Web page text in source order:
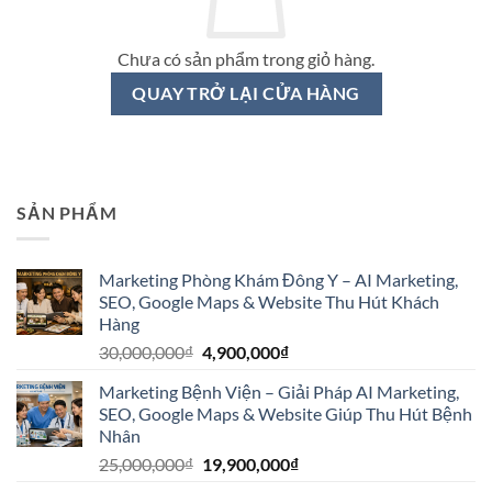
Chưa có sản phẩm trong giỏ hàng.
QUAY TRỞ LẠI CỬA HÀNG
SẢN PHẨM
Marketing Phòng Khám Đông Y – AI Marketing,
SEO, Google Maps & Website Thu Hút Khách
Hàng
30,000,000₫ Giá
là:
30,000,000₫.
4,900,000₫Giá
tại
là:
Marketing Bệnh Viện – Giải Pháp AI Marketing,
SEO, Google Maps & Website Giúp Thu Hút Bệnh
Nhân
25,000,000₫ Giá
19,900,000₫Giá